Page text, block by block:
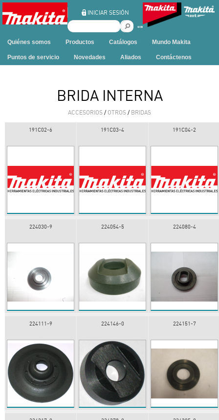
INICIAR SESIÓN
B
s
a
n
s
i
o
BRIDA INTERNA
ACCESORIOS / OTROS / BRIDAS
191C02-6 191C03-4 191C04-2
224030-9 224054-5 224080-4
224111-9 224146-0 224151-7
Quiénes somos Productos Catálogos Mundo Makita
Puntos de servicio Novedades Aliados Contáctenos